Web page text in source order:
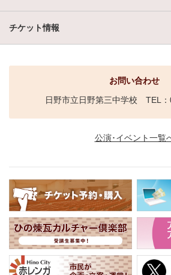
チケット情報
お問い合わせ
日野市立日野第三中学校 TEL
公演･イベント一覧